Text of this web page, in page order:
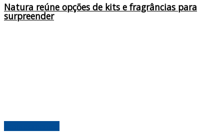
Natura reúne opções de kits e fragrâncias para
surpreender